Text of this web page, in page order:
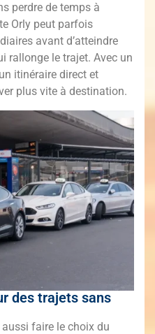
perdre de temps à
Orly peut parfois
avant d’atteindre
rallonge le trajet. Avec un
itinéraire direct et
plus vite à destination.
des trajets sans
aussi faire le choix du